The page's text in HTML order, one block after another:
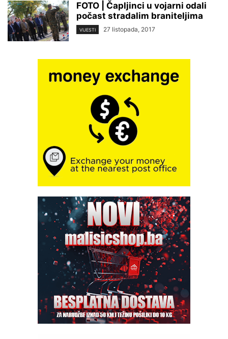
FOTO | Čapljinci u vojarni odali
počast stradalim braniteljima
VIJESTI 27 listopada, 2017